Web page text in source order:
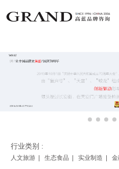
行业类别 :
人文旅游 | 生态食品 | 实业制造 |